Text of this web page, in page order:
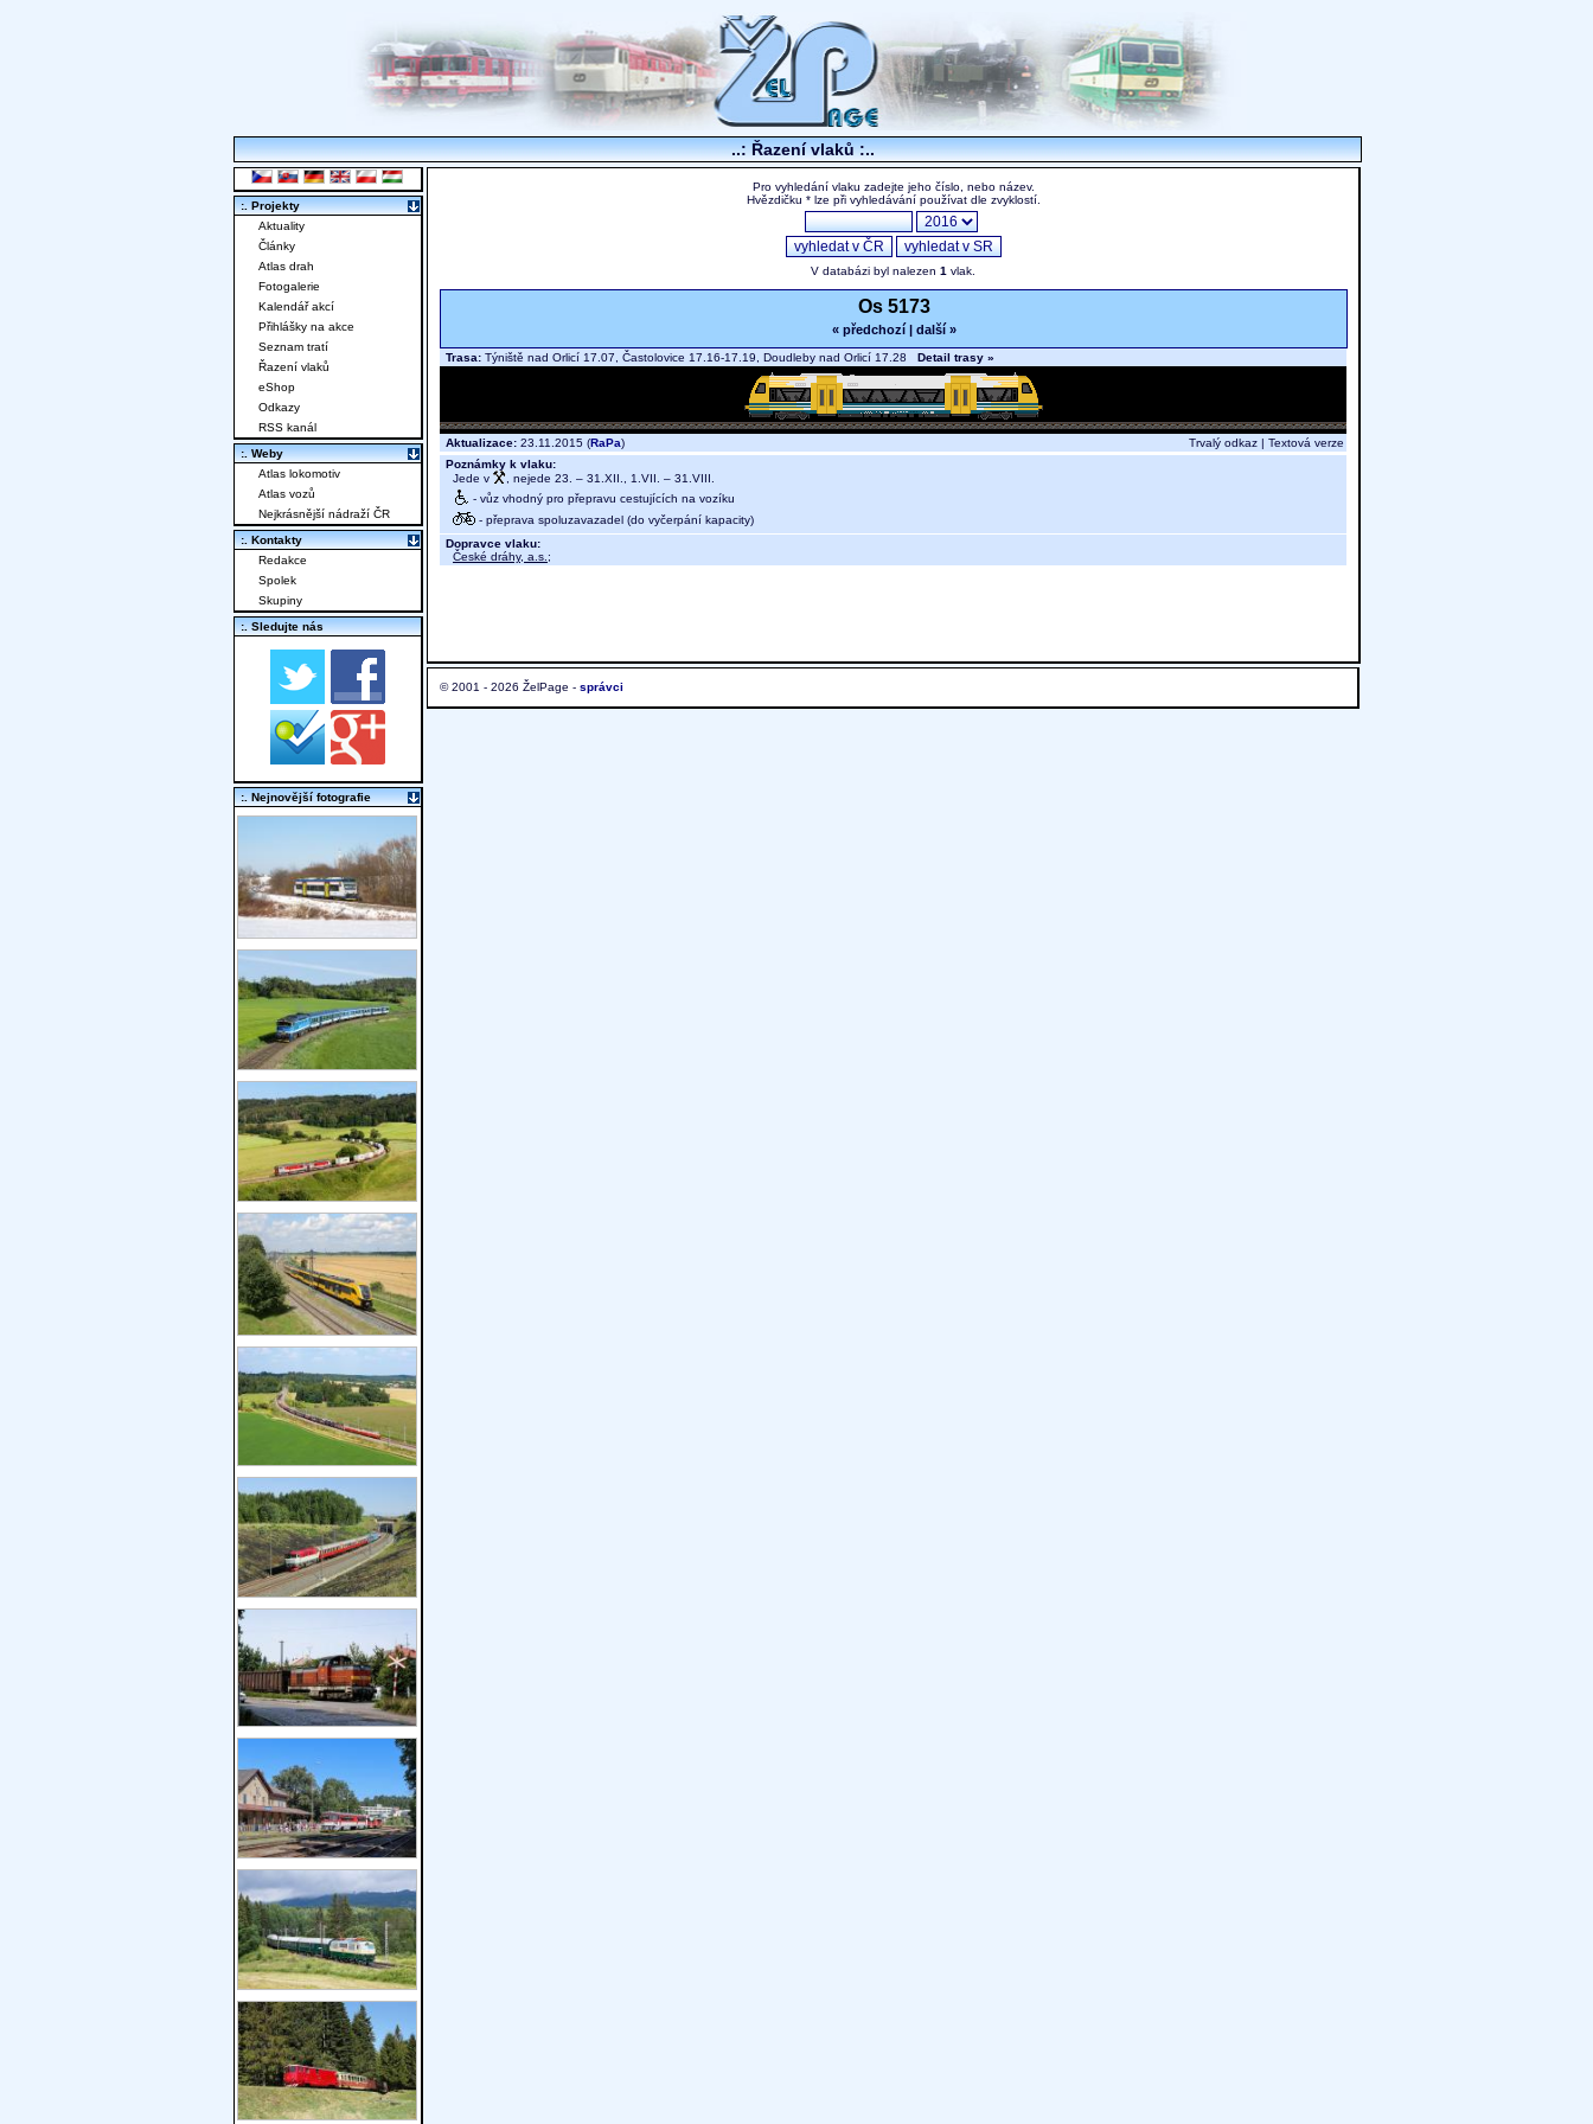
..: Řazení vlaků :..
Pro vyhledání vlaku zadejte jeho číslo, nebo název.
Hvězdičku * lze při vyhledávání používat dle zvyklostí.
V databázi byl nalezen 1 vlak.
Os 5173
« předchozí| další »
Trasa: Týniště nad Orlicí 17.07, Častolovice 17.16-17.19, Doudleby nad Orlicí 17.28 Detail trasy »
Aktualizace: 23.11.2015 (RaPa) Trvalý odkaz | Textová verze
Poznámky k vlaku:
Jede v
, nejede 23. – 31.XII., 1.VII. – 31.VIII.
- vůz vhodný pro přepravu cestujících na vozíku
- přeprava spoluzavazadel (do vyčerpání kapacity)
Dopravce vlaku:
České dráhy, a.s. ;
© 2001 - 2026 ŽelPage - správci
:. Projekty
Aktuality
Články
Atlas drah
Fotogalerie
Kalendář akcí
Přihlášky na akce
Seznam tratí
Řazení vlaků
eShop
Odkazy
RSS kanál
:. Weby
Atlas lokomotiv
Atlas vozů
Nejkrásnější nádraží ČR
:. Kontakty
Redakce
Spolek
Skupiny
:. Sledujte nás
:. Nejnovější fotografie